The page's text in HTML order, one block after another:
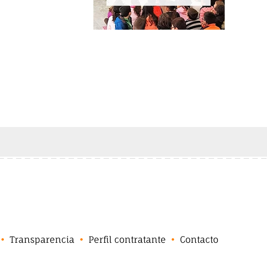
Transparencia Perfil contratante Contacto